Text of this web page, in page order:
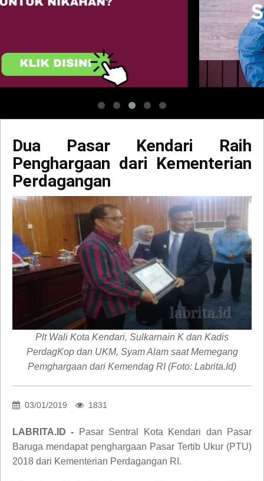
Dua Pasar Kendari Raih
Penghargaan dari Kementerian
Perdagangan
Plt Wali Kota Kendari, Sulkarnain K dan Kadis
PerdagKop dan UKM, Syam Alam saat Memegang
Pemghargaan dari Kemendag RI (Foto: Labrita.Id)
03/01/2019 1831
LABRITA.ID -
Pasar Sentral Kota Kendari dan Pasar
Baruga mendapat penghargaan Pasar Tertib Ukur (PTU)
2018 dari Kementerian Perdagangan RI.